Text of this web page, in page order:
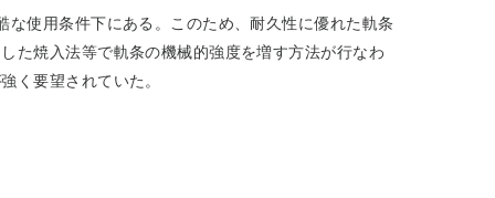
使用条件下にある。このため、耐久性に優れた軌条
た焼入法等で軌条の機械的強度を増す方法が行なわ
く要望されていた。